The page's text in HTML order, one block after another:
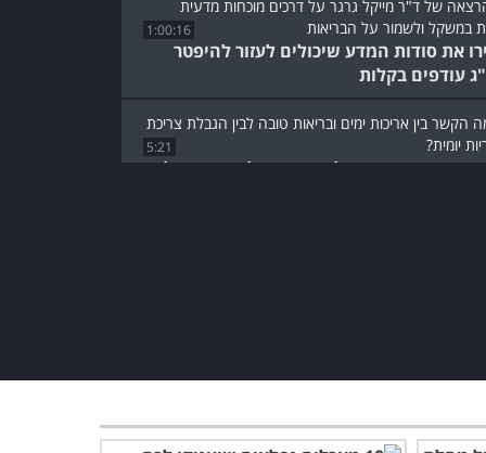
1:00:16
את סודות המדע שיכולים לעזור להיפטר
עודפים בקלות
5:21
מסביר: האם הגבלת צריכת קלוריות מובילה
ההזדקנות בעזרת נוגד חמצון